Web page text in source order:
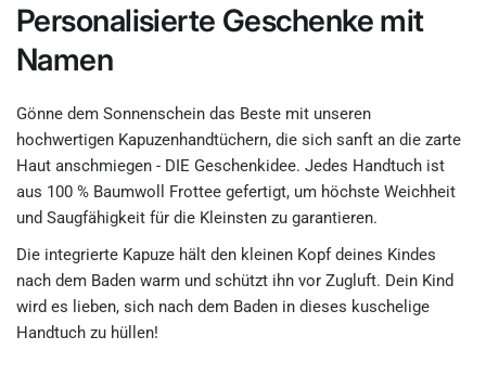
Personalisierte Geschenke mit
Namen
Gönne dem Sonnenschein das Beste mit unseren
hochwertigen Kapuzenhandtüchern, die sich sanft an die zarte
Haut anschmiegen - DIE Geschenkidee. Jedes Handtuch ist
aus 100 % Baumwoll Frottee gefertigt, um höchste Weichheit
und Saugfähigkeit für die Kleinsten zu garantieren.
Die integrierte Kapuze hält den kleinen Kopf deines Kindes
nach dem Baden warm und schützt ihn vor Zugluft. Dein Kind
wird es lieben, sich nach dem Baden in dieses kuschelige
Handtuch zu hüllen!